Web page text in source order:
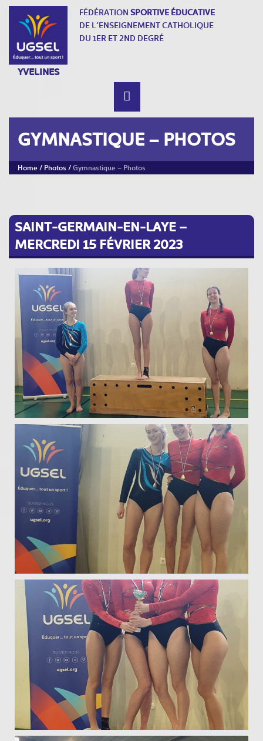
YVELINES
FÉDÉRATION SPORTIVE ÉDUCATIVE
DE L’ENSEIGNEMENT CATHOLIQUE
DU 1ER ET 2ND DEGRÉ
GYMNASTIQUE – PHOTOS
Home / Photos /Gymnastique – Photos
SAINT-GERMAIN-EN-LAYE –
MERCREDI 15 FÉVRIER 2023